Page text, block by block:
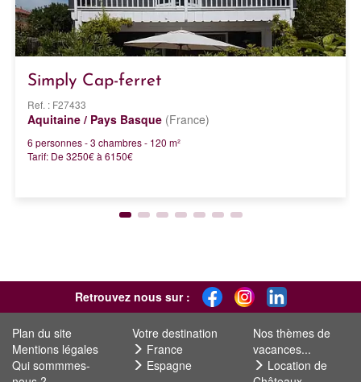
Simply Cap-ferret
Ref. : F27433
Aquitaine / Pays Basque (France)
6 personnes - 3 chambres - 120 m²
Tarif: De 3250€ à 6150€
Retrouvez nous sur :
Plan du site
Mentions légales
Qui sommmes-
Votre destination
France
Espagne
Nos thèmes de
vacances...
Location de